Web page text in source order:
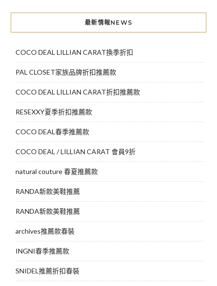
導
覽
最新情報NEWS
COCO DEAL LILLIAN CARAT換季折扣
PAL CLOSET家族品牌折扣推薦款
COCO DEAL LILLIAN CARAT折扣推薦款
RESEXXY夏季折扣推薦款
COCO DEAL春季推薦款
COCO DEAL / LILLIAN CARAT 會員9折
natural couture 春夏推薦款
RANDA新款美鞋推薦
RANDA新款美鞋推薦
archives推薦款春裝
INGNI春季推薦款
SNIDEL推薦折扣春裝